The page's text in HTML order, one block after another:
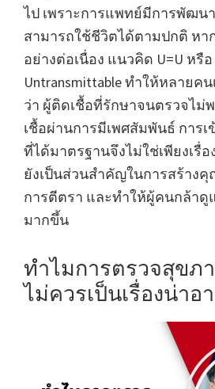
ไป เพราะการแพทย์มีการพัฒน
สามารถใช้ชีวิตได้ตามปกติ หา
อย่างต่อเนื่อง แนวคิด U=U หรือ
Untransmittable ทำให้หลายค
ว่า ผู้ติดเชื้อที่รักษาจนตรวจไม่
เชื้อผ่านการมีเพศสัมพันธ์ การเ
ที่ได้มาตรฐานจึงไม่ใช่เพียงเรื่
ยังเป็นส่วนสำคัญในการสร้าง
การตีตรา และทำให้ผู้คนกล้าดู
มากขึ้น
ทำไมการตรวจสุขภ
ไม่ควรเป็นเรื่องน่าอ